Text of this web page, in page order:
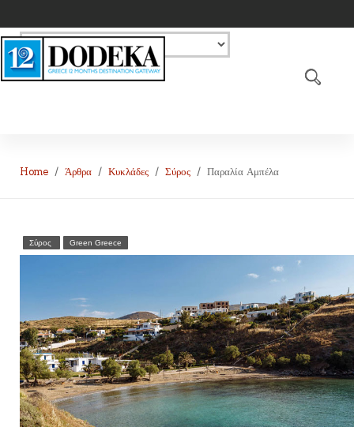
Home Άρθρα Κυκλάδες Σύρος Παραλία Αμπέλα
Σύρος Green Greece